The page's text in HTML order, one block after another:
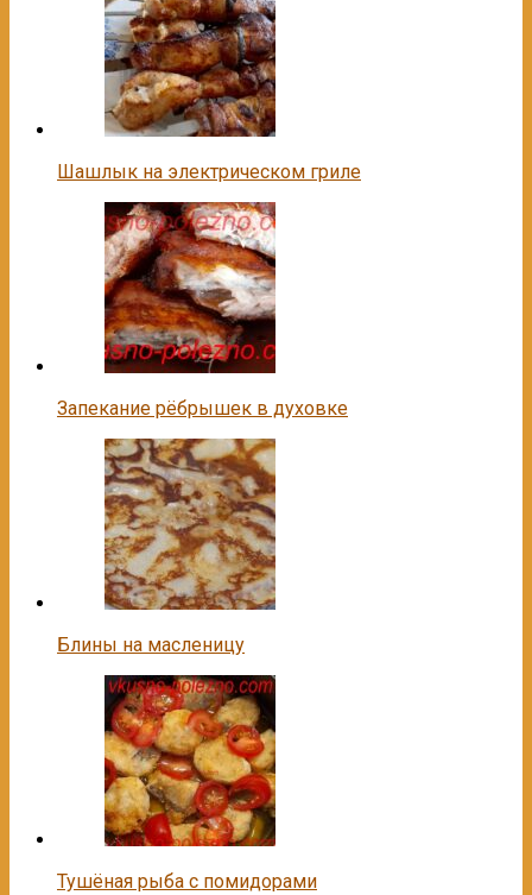
Шашлык на электрическом гриле
Запекание рёбрышек в духовке
Блины на масленицу
Тушёная рыба с помидорами